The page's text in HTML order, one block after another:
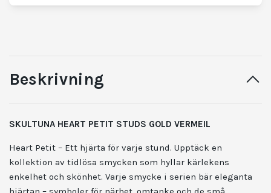
Beskrivning
SKULTUNA HEART PETIT STUDS GOLD VERMEIL
Heart Petit – Ett hjärta för varje stund. Upptäck en
kollektion av tidlösa smycken som hyllar kärlekens
enkelhet och skönhet. Varje smycke i serien bär eleganta